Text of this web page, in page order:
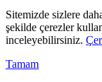
Sitemizde sizlere
şekilde çerezler
inceleyebilirsiniz.
Tamam